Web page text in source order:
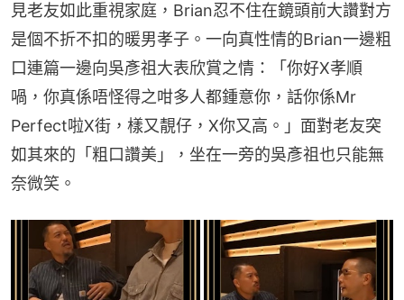
見老友如此重視家庭，Brian忍不住在鏡頭前大讚對方
是個不折不扣的暖男孝子。一向真性情的Brian一邊粗
口連篇一邊向吳彥祖大表欣賞之情：「你好X孝順
喎，你真係唔怪得之咁多人都鍾意你，話你係Mr
Perfect啦X街，樣又靚仔，X你又高。」面對老友突
如其來的「粗口讚美」，坐在一旁的吳彥祖也只能無
奈微笑。